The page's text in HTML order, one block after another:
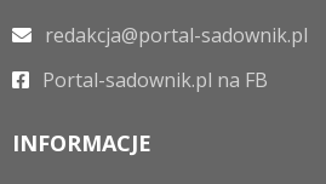
redakcja@portal-sadownik.pl
Portal-sadownik.pl na FB
INFORMACJE